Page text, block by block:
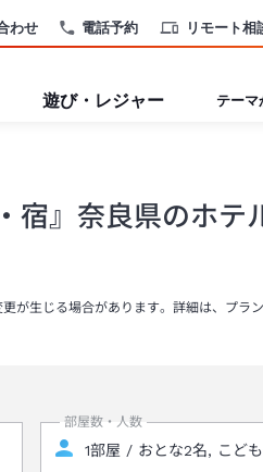
電話予約 リモート相
わせ
遊び・レジャー テーマ
宿』奈良県のホテ
生じる場合があります。詳細は、プラ
部屋数・人数